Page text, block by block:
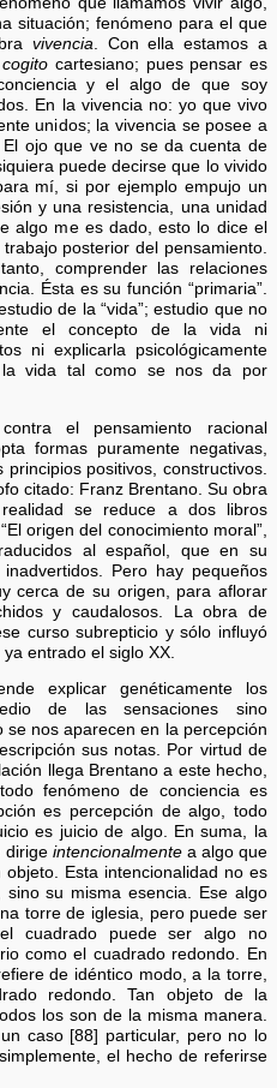
situación; fenómeno para el que
vivencia. Con ella estamos a
cogito cartesiano; pues pensar es
y el algo de que soy
En la vivencia no: yo que vivo
unidos; la vivencia se posee a
ojo que ve no se da cuenta de
puede decirse que lo vivido
mí, si por ejemplo empujo un
y una resistencia, una unidad
algo me es dado, esto lo dice el
posterior del pensamiento.
comprender las relaciones
Ésta es su función “primaria”.
de la “vida”; estudio que no
el concepto de la vida ni
ni explicarla psicológicamente
la vida tal como se nos da por
el pensamiento racional
formas puramente negativas,
positivos, constructivos.
citado: Franz Brentano. Su obra
se reduce a dos libros
origen del conocimiento moral”,
al español, que en su
Pero hay pequeños
cerca de su origen, para aflorar
y caudalosos. La obra de
curso subrepticio y sólo influyó
entrado el siglo XX.
explicar genéticamente los
de las sensaciones sino
nos aparecen en la percepción
sus notas. Por virtud de
llega Brentano a este hecho,
fenómeno de conciencia es
es percepción de algo, todo
es juicio de algo. En suma, la
dirige intencionalmentea algo que
Esta intencionalidad no es
su misma esencia. Ese algo
torre de iglesia, pero puede ser
cuadrado puede ser algo no
como el cuadrado redondo. En
de idéntico modo, a la torre,
redondo. Tan objeto de la
los son de la misma manera.
caso [88] particular, pero no lo
el hecho de referirse